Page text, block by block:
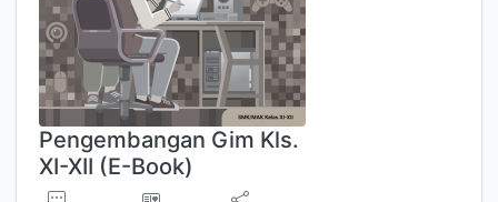
Pengembangan Gim Kls.
XI-XII (E-Book)